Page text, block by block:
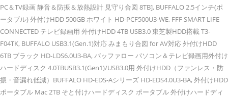
PC＆TV録画 静音＆防振＆放熱設計 見守り合図 8TB], BUFFALO 2.5インチ(ポ
ータブル) 外付けHDD 500GB ホワイト HD-PCF500U3-WE, FFF SMART LIFE
CONNECTED テレビ録画用 外付けHDD 4TB USB3.0 東芝製HDD搭載 T3-
F04TK, BUFFALO USB3.1(Gen.1)対応 みまもり合図 for AV対応 外付けHDD
6TB ブラック HD-LDS6.0U3-BA, バッファロー パソコン＆テレビ録画用外付け
ハードディスク 4.0TBUSB3.1(Gen1)/USB3.0用 外付けHDD（ファンレス・防
振・音漏れ低減）BUFFALO HD-EDS-Aシリーズ HD-EDS4.0U3-BA, 外付けHDD
ポータブル Mac 2TB そと付けハードディスク ポータブル 外付けハードディ